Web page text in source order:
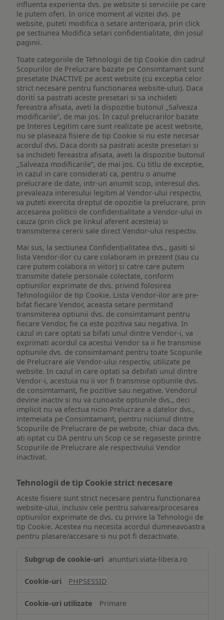
influenta experienta dvs. pe website si serviciile pe care
le putem oferi. In orice moment al vizitei dvs. pe
website, puteti modifica o setare anterioara, prin click
pe sectiunea Modifica setari confidentialitate, din josul
paginii.
Toate categoriile de Tehnologii de tip Cookie din cadrul
Scopurilor de Prelucrare bazate pe Consimtamant sunt
presetate INACTIVE pe acest website (cu exceptia celor
strict necesare pentru functionarea website-ului). Daca
doriti sa pastrati aceste presetari si sa inchideti
fereastra afisata, aveti la dispozitie butonul „Salveaza
modificarile”, de mai jos. In cazul prelucrarilor bazate
pe Interes Legitim care sunt realizate pe acest website,
nu se plaseaza fisiere de tip Cookie si nu este necesar
acordul dvs. Daca doriti sa pastrati aceste presetari si
sa inchideti fereastra afisata, aveti la dispozitie butonul
„Salveaza modificarile”, de mai jos. Cu titlu de exceptie,
in cazul in care considerati ca, pentru o anume
prelucrare de date, intr-un anumit scop, interesul dvs.
prevaleaza interesului legitim al Vendor-ului respectiv,
va puteti exercita dreptul de opozitie la prelucrare, prin
accesarea politicii de confidentialitate a Vendor-ului in
cauza (prin click pe linkul aferent acesteia) si
transmiterea cererii sale direct Vendor-ului respectiv.
Mai sus, la sectiunea Confidențialitatea dvs., gasiti si
lista Vendor-ilor cu care colaboram in prezent (sau cu
care putem colabora in viitor) si catre care putem
transmite datele personale colectate, conform
optiunilor exprimate de dvs. privind folosirea
Tehnologiilor de tip Cookie. Lista Vendor-ilor are pre-
bifat fiecare Vendor, aceasta setare permitand
transmiterea optiunii dvs. de consimtamant pentru
fiecare Vendor, fie ca este pozitiva sau negativa. In
cazul in care optati sa bifati unul dintre Vendor-i, va
exprimati acordul ca acestui Vendor sa ii fie transmise
optiunile dvs. de consimtamant pentru toate Scopurile
de Prelucrare ale Vendor-ului respectiv, utilizate pe
website. In cazul in care optati sa debifati unul dintre
Vendor-i, acestuia nu ii vor fi transmise optiunile dvs.
de consimtamant, fie pozitive sau negative. Vendorul
devine inactiv si nu va cunoaste optiunile dvs., deci
implicit nu va efectua nicio Prelucrare a datelor dvs.,
intemeiata pe Consimtamant, pentru niciunul dintre
Scopurile de Prelucrare de pe website, chiar daca dvs.
ati optat cu DA pentru un Scop ce se regaseste printre
Scopurile de Prelucrare ale respectivului Vendor
inactivat.
Tehnologii de tip Cookie strict necesare
Aceste fisiere sunt strict necesare pentru functionarea
website-ului, inclusiv cele pentru salvarea/procesarea
optiunilor exprimate de dvs. cu privire la Tehnologii de
tip Cookie. Acestea nu necesita acordul dumneavoastra
pentru plasare/accesare si nu pot fi dezactivate.
de
Cookie
necesare
anunturi.viata-libera.ro
PHPSESSID
Primare